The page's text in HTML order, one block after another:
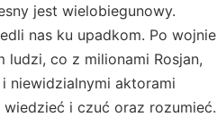
jest wielobiegunowy.
nas ku upadkom. Po wojnie
co z milionami Rosjan,
niewidzialnymi aktorami
wiedzieć i czuć oraz rozumieć.